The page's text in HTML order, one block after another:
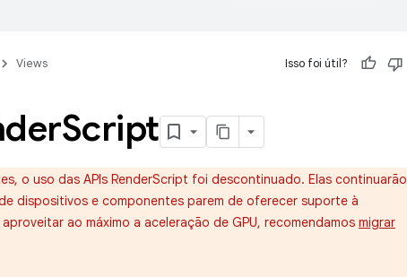
Views Isso foi útil?
Script
o uso das APIs RenderScript foi descontinuado. Elas continuarão
dispositivos e componentes parem de oferecer suporte à
ao máximo a aceleração de GPU, recomendamos migrar